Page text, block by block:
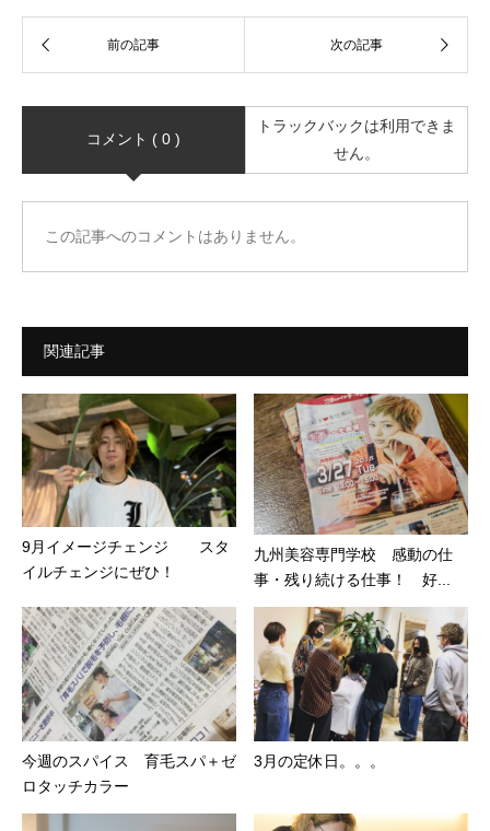
コメント ( 0 )
トラックバックは利用できま
せん。
この記事へのコメントはありません。
関連記事
9月イメージチェンジ スタ
イルチェンジにぜひ！
九州美容専門学校 感動の仕
事・残り続ける仕事！ 好...
今週のスパイス 育毛スパ＋ゼ
ロタッチカラー
3月の定休日。。。